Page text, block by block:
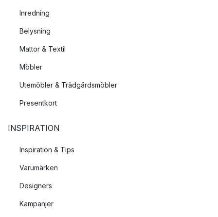
Inredning
Belysning
Mattor & Textil
Möbler
Utemöbler & Trädgårdsmöbler
Presentkort
INSPIRATION
Inspiration & Tips
Varumärken
Designers
Kampanjer